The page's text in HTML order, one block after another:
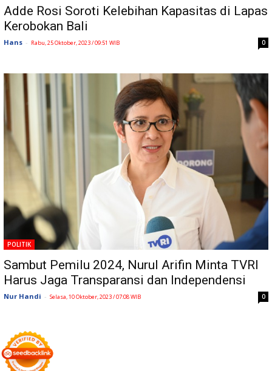
Adde Rosi Soroti Kelebihan Kapasitas di Lapas
Kerobokan Bali
Hans - Rabu, 25 Oktober, 2023 / 09:51 WIB 0
POLITIK
Sambut Pemilu 2024, Nurul Arifin Minta TVRI
Harus Jaga Transparansi dan Independensi
Nur Handi - Selasa, 10 Oktober, 2023 / 07:08 WIB 0